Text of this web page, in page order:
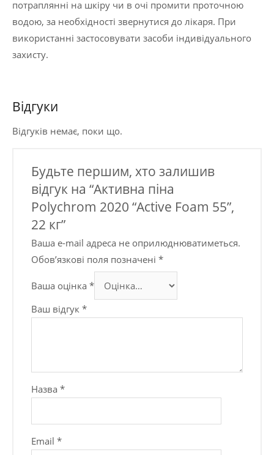
потраплянні на шкіру чи в очі промити проточною
водою, за необхідності звернутися до лікаря. При
використанні застосовувати засоби індивідуального
захисту.
Відгуки
Відгуків немає, поки що.
Будьте першим, хто залишив
відгук на “Активна піна
Polychrom 2020 “Active Foam 55”,
22 кг”
Ваша e-mail адреса не оприлюднюватиметься.
Обов’язкові поля позначені*
Ваша оцінка*
Ваш відгук*
Назва*
Email*